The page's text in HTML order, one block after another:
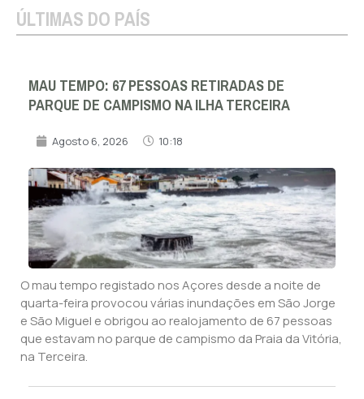
ÚLTIMAS DO PAÍS
MAU TEMPO: 67 PESSOAS RETIRADAS DE
PARQUE DE CAMPISMO NA ILHA TERCEIRA
Agosto 6, 2026 10:18
O mau tempo registado nos Açores desde a noite de
quarta-feira provocou várias inundações em São Jorge
e São Miguel e obrigou ao realojamento de 67 pessoas
que estavam no parque de campismo da Praia da Vitória,
na Terceira.